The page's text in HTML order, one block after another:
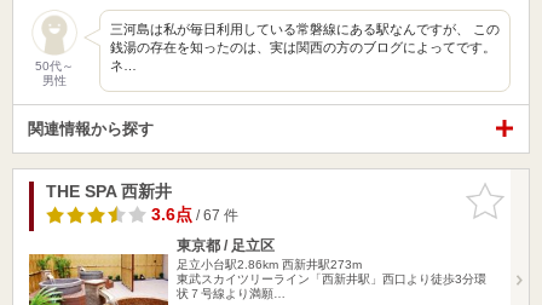
50代～
男性
三河島は私が毎日利用している常磐線にある駅なんですが、 この
銭湯の存在を知ったのは、実は関西の方のブログによってです。
ネ…
関連情報から探す
お気に入
りに追加
THE SPA 西新井
3.6点/ 67 件
東京都 / 足立区
足立小台駅2.86km 西新井駅273m
東武スカイツリーライン「西新井駅」西口より徒歩3分環
状７号線より満願…